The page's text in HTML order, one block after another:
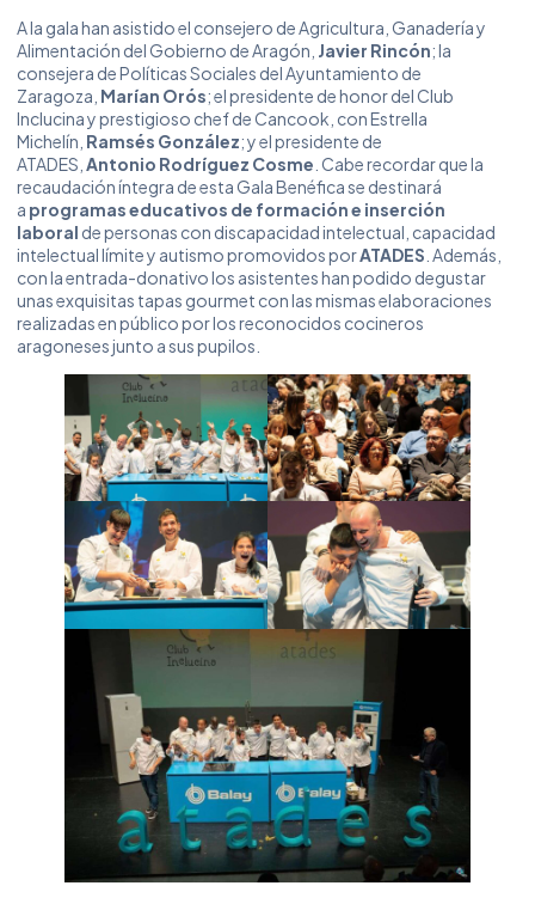
A la gala han asistido el consejero de Agricultura, Ganadería y
Alimentación del Gobierno de Aragón, Javier Rincón; la
consejera de Políticas Sociales del Ayuntamiento de
Zaragoza, Marían Orós; el presidente de honor del Club
Inclucina y prestigioso chef de Cancook, con Estrella
Michelín, Ramsés González; y el presidente de
ATADES, Antonio Rodríguez Cosme . Cabe recordar que la
recaudación íntegra de esta Gala Benéfica se destinará
a programas educativos de formación e inserción
laboral de personas con discapacidad intelectual, capacidad
intelectual límite y autismo promovidos porATADES . Además,
con la entrada-donativo los asistentes han podido degustar
unas exquisitas tapas gourmet con las mismas elaboraciones
realizadas en público por los reconocidos cocineros
aragoneses junto a sus pupilos.